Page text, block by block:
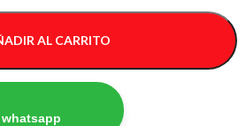
AL CARRITO